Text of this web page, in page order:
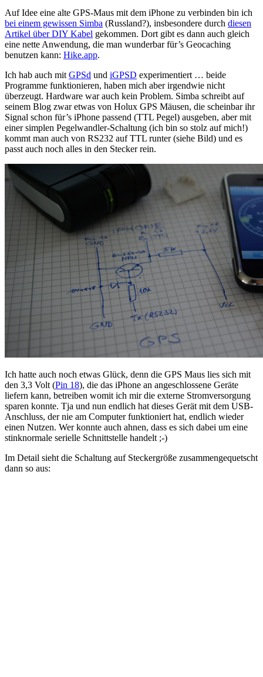
Auf Idee eine alte GPS-Maus mit dem iPhone zu verbinden bin ich
bei einem gewissen Simba (Russland?), insbesondere durch diesen
Artikel über DIY Kabel gekommen. Dort gibt es dann auch gleich
eine nette Anwendung, die man wunderbar für’s Geocaching
benutzen kann: Hike.app.
Ich hab auch mit GPSd und iGPSD experimentiert … beide
Programme funktionieren, haben mich aber irgendwie nicht
überzeugt. Hardware war auch kein Problem. Simba schreibt auf
seinem Blog zwar etwas von Holux GPS Mäusen, die scheinbar ihr
Signal schon für’s iPhone passend (TTL Pegel) ausgeben, aber mit
einer simplen Pegelwandler-Schaltung (ich bin so stolz auf mich!)
kommt man auch von RS232 auf TTL runter (siehe Bild) und es
passt auch noch alles in den Stecker rein.
Ich hatte auch noch etwas Glück, denn die GPS Maus lies sich mit
den 3,3 Volt (Pin 18), die das iPhone an angeschlossene Geräte
liefern kann, betreiben womit ich mir die externe Stromversorgung
sparen konnte. Tja und nun endlich hat dieses Gerät mit dem USB-
Anschluss, der nie am Computer funktioniert hat, endlich wieder
einen Nutzen. Wer konnte auch ahnen, dass es sich dabei um eine
stinknormale serielle Schnittstelle handelt ;-)
Im Detail sieht die Schaltung auf Steckergröße zusammengequetscht
dann so aus: